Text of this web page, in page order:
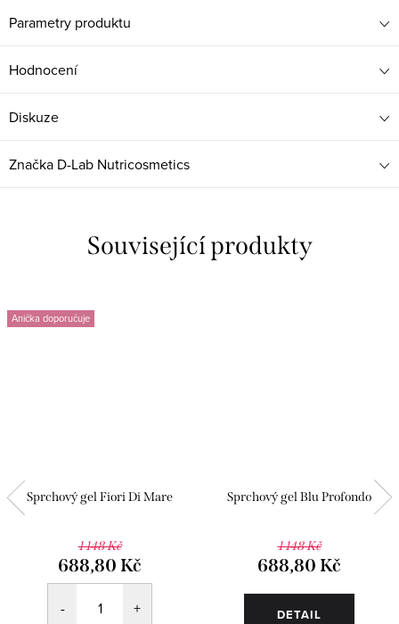
Parametry produktu
Hodnocení
Diskuze
Značka D-Lab Nutricosmetics
Související produkty
Anička doporučuje
Sprchový gel Fiori Di Mare
1 148 Kč
688,80 Kč
Sprchový gel Blu Profondo
1 148 Kč
688,80 Kč
DETAIL